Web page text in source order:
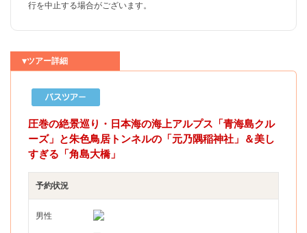
行を中止する場合がございます。
▼ツアー詳細
圧巻の絶景巡り・日本海の海上アルプス「青海島クル
ーズ」と朱色鳥居トンネルの「元乃隅稲神社」＆美し
すぎる「角島大橋」
予約状況
男性